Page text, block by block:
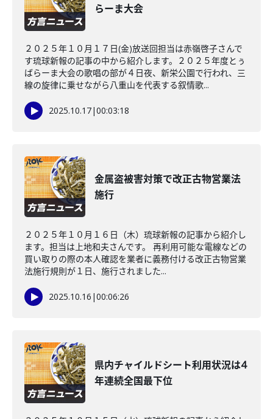
らーま大会
２０２５年１０月１７日(金)放送回担当は赤嶺啓子さんで
す琉球新報の記事の中から紹介します。２０２５年度とぅ
ばらーま大会の歌唱の部が４日夜、新栄公園で行われ、三
線の旋律に乗せながら八重山を代表する叙情歌...
2025.10.17|00:03:18
金属盗被害対策で改正古物営業法
施行
２０２５年１０月１６日（木）琉球新報の記事から紹介し
ます。担当は上地和夫さんです。 再利用可能な電線などの
買い取りの際の本人確認を業者に義務付ける改正古物営業
法施行規則が１日、施行されました...
2025.10.16 |00:06:26
県内チャイルドシート利用状況は4
年連続全国最下位